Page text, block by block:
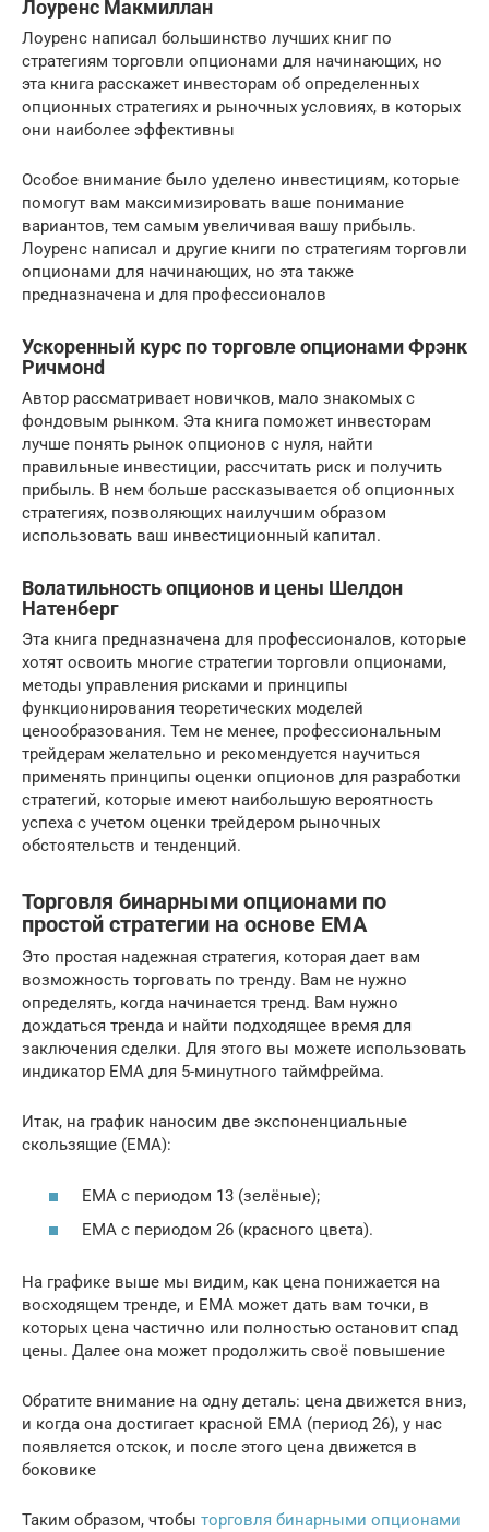
Лоуренс Макмиллан
Лоуренс написал большинство лучших книг по
стратегиям торговли опционами для начинающих, но
эта книга расскажет инвесторам об определенных
опционных стратегиях и рыночных условиях, в которых
они наиболее эффективны
Особое внимание было уделено инвестициям, которые
помогут вам максимизировать ваше понимание
вариантов, тем самым увеличивая вашу прибыль.
Лоуренс написал и другие книги по стратегиям торговли
опционами для начинающих, но эта также
предназначена и для профессионалов
Ускоренный курс по торговле опционами Фрэнк
Ричмонd
Автор рассматривает новичков, мало знакомых с
фондовым рынком. Эта книга поможет инвесторам
лучше понять рынок опционов с нуля, найти
правильные инвестиции, рассчитать риск и получить
прибыль. В нем больше рассказывается об опционных
стратегиях, позволяющих наилучшим образом
использовать ваш инвестиционный капитал.
Волатильность опционов и цены Шелдон
Натенберг
Эта книга предназначена для профессионалов, которые
хотят освоить многие стратегии торговли опционами,
методы управления рисками и принципы
функционирования теоретических моделей
ценообразования. Тем не менее, профессиональным
трейдерам желательно и рекомендуется научиться
применять принципы оценки опционов для разработки
стратегий, которые имеют наибольшую вероятность
успеха с учетом оценки трейдером рыночных
обстоятельств и тенденций.
Торговля бинарными опционами по
простой стратегии на основе EMA
Это простая надежная стратегия, которая дает вам
возможность торговать по тренду. Вам не нужно
определять, когда начинается тренд. Вам нужно
дождаться тренда и найти подходящее время для
заключения сделки. Для этого вы можете использовать
индикатор EMA для 5-минутного таймфрейма.
Итак, на график наносим две экспоненциальные
скользящие (EMA):
EMA с периодом 13 (зелёные);
EMA с периодом 26 (красного цвета).
На графике выше мы видим, как цена понижается на
восходящем тренде, и ЕМА может дать вам точки, в
которых цена частично или полностью остановит спад
цены. Далее она может продолжить своё повышение
Обратите внимание на одну деталь: цена движется вниз,
и когда она достигает красной EMA (период 26), у нас
появляется отскок, и после этого цена движется в
боковике
Таким образом, чтобы торговля бинарными опционами